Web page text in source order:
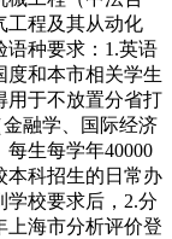
工程及其从动化
语种要求：1.英语
度和本市相关学生
用于不放置分省打
融学、国际经济
生每学年40000
本科招生的日常办
校要求后，2.分
上海市分析评价登